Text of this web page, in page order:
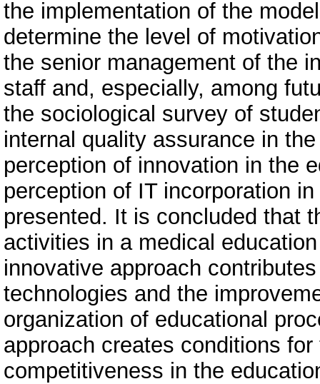
the implementation of the
determine the level of
the senior management of the
staff and, especially, among
the sociological survey of
internal quality assurance in
perception of innovation in the
perception of IT incorporation
presented. It is concluded that
activities in a medical
innovative approach
technologies and the
organization of educational
approach creates conditions
competitiveness in the